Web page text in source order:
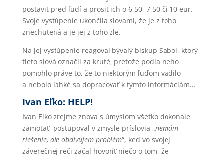
postaviť pred ľudí a prosiť ich o 6,50, 7,50 či 10 eur.
Svoje vystúpenie ukončila slovami, že je z toho
znechutená a je jej z toho zle.
Na jej vystúpenie reagoval bývalý biskup Sabol, ktorý
tieto slová označil za kruté, pretože podľa neho
pomohlo práve to, že to niektorým ľuďom vadilo
a nebolo ľahké sa dopracovať k týmto informáciám…
Ivan Eľko: HELP!
Ivan Eľko zrejme znova s úmyslom všetko dokonale
zamotať, postupoval v zmysle príslovia „nemám
riešenie, ale obdivujem problém“, keď vo svojej
záverečnej reči začal hovoriť niečo o tom, že